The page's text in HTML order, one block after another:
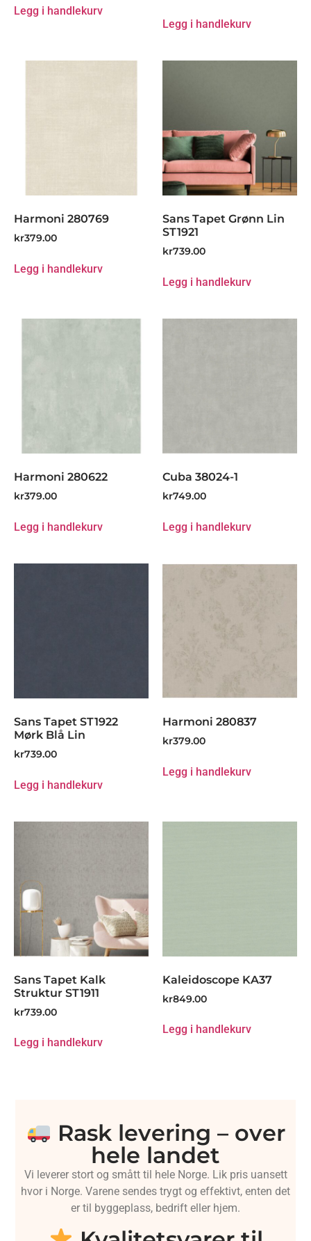
Legg i handlekurv
Legg i handlekurv
Harmoni 280769
kr379.00
Legg i handlekurv
Sans Tapet Grønn Lin
ST1921
kr739.00
Legg i handlekurv
Harmoni 280622
kr379.00
Legg i handlekurv
Cuba 38024-1
kr749.00
Legg i handlekurv
Sans Tapet ST1922
Mørk Blå Lin
kr739.00
Legg i handlekurv
Harmoni 280837
kr379.00
Legg i handlekurv
Sans Tapet Kalk
Struktur ST1911
kr739.00
Legg i handlekurv
Kaleidoscope KA37
kr849.00
Legg i handlekurv
Rask levering – over
hele landet
Vi leverer stort og smått til hele Norge. Lik pris uansett
hvor i Norge. Varene sendes trygt og effektivt, enten det
er til byggeplass, bedrift eller hjem.